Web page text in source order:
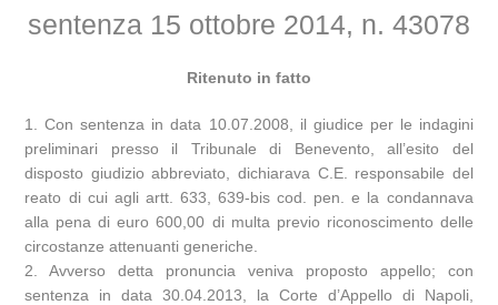
sentenza 15 ottobre 2014, n. 43078
Ritenuto in fatto
1. Con sentenza in data 10.07.2008, il giudice per le indagini
preliminari presso il Tribunale di Benevento, all’esito del
disposto giudizio abbreviato, dichiarava C.E. responsabile del
reato di cui agli artt. 633, 639-bis cod. pen. e la condannava
alla pena di euro 600,00 di multa previo riconoscimento delle
circostanze attenuanti generiche.
2. Avverso detta pronuncia veniva proposto appello; con
sentenza in data 30.04.2013, la Corte d’Appello di Napoli,